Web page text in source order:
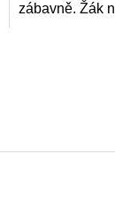
zábavně. Žák